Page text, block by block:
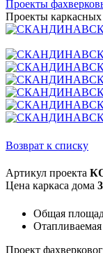
Проекты
Проекты
Возврат к списку
Артикул проекта
Цена каркаса дома
Общая
Проект